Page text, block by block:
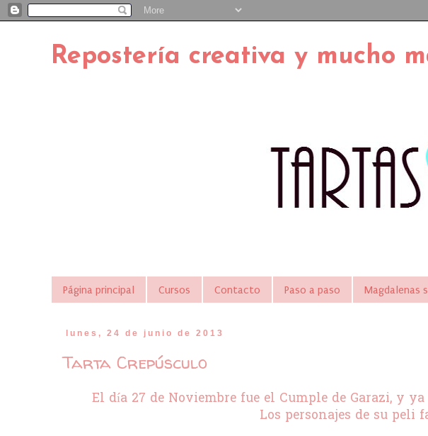
Repostería creativa y mucho
Página principal Cursos Contacto Paso a paso Magdalenas
lunes, 24 de junio de 2013
Tarta Crepúsculo
El día 27 de Noviembre fue el Cumple de Garazi, y
Los personajes de su peli